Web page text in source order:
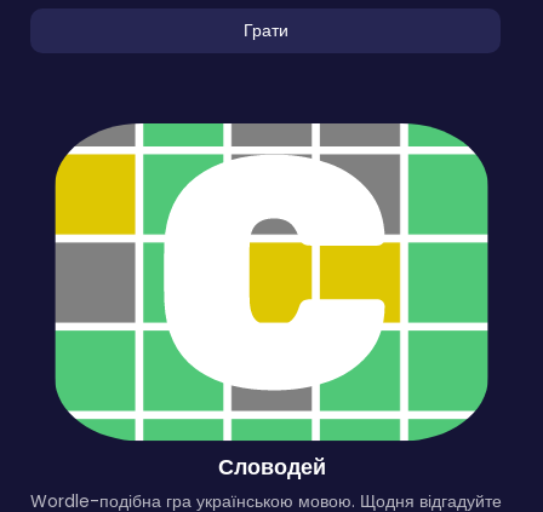
Грати
Словодей
Wordle-подібна гра українською мовою. Щодня відгадуйте